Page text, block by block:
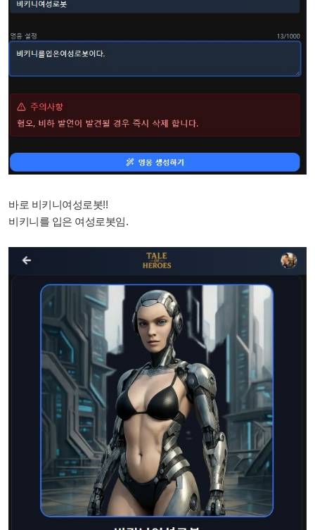
바로 비키니여성로봇!!
비키니를 입은 여성로봇임.